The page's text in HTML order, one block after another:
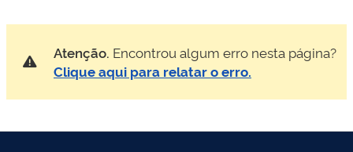
Atenção. Encontrou algum erro nesta página?
Clique aqui para relatar o erro.